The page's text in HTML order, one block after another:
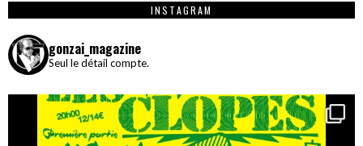
INSTAGRAM
gonzai_magazine
Seul le détail compte.